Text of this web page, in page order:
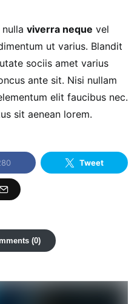
viverra neque vel
ut varius. Blandit
sociis amet varius
ante sit. Nisi nullam
elit faucibus nec.
sit aenean lorem.
Tweet
(0)